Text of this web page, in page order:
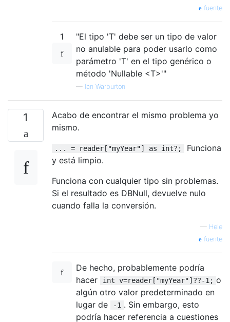
fuente
1
"El tipo 'T' debe ser un tipo de valor
no anulable para poder usarlo como
parámetro 'T' en el tipo genérico o
método 'Nullable <T>'"
— Ian Warburton
1
Acabo de encontrar el mismo problema yo
mismo.
... = reader["myYear"] as int?;
Funciona
y está limpio.
Funciona con cualquier tipo sin problemas.
Si el resultado es DBNull, devuelve nulo
cuando falla la conversión.
— Hele
fuente
De hecho, probablemente podría
hacer
int v=reader["myYear"]??-1; o
algún otro valor predeterminado en
lugar de
-1 . Sin embargo, esto
podría hacer referencia a cuestiones